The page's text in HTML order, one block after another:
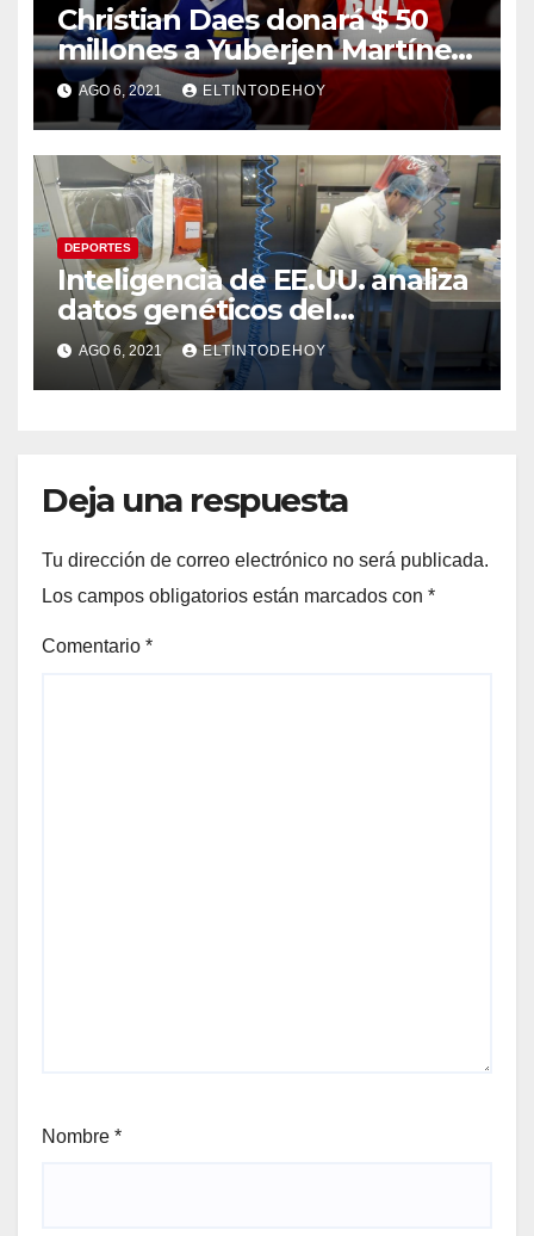
Christian Daes donará $ 50
millones a Yuberjen Martínez
y así reaccionó
AGO 6, 2021 ELTINTODEHOY
DEPORTES
Inteligencia de EE.UU. analiza
datos genéticos del
laboratorio de Wuhan
AGO 6, 2021 ELTINTODEHOY
Deja una respuesta
Tu dirección de correo electrónico no será publicada.
Los campos obligatorios están marcados con *
Comentario *
Nombre *